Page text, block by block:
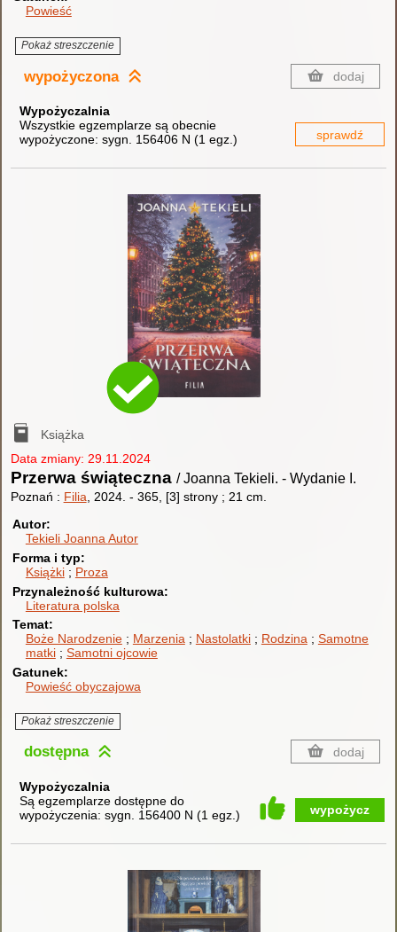
Powieść
Pokaż streszczenie
wypożyczona dodaj
Wypożyczalnia
Wszystkie egzemplarze są obecnie
wypożyczone: sygn. 156406 N (1 egz. ) sprawdź
Książka
Data zmiany: 29.11.2024
Przerwa świąteczna / Joanna Tekieli. - Wydanie I.
Poznań : Filia , 2024. - 365, [3] strony ; 21 cm.
Autor
Tekieli Joanna Autor
Forma i typ
Książki
Proza
Przynależność kulturowa
Literatura polska
Temat
Boże Narodzenie
Marzenia Nastolatki Rodzina
Samotne
matki
Samotni ojcowie
Gatunek
Powieść obyczajowa
Pokaż streszczenie
dostępna dodaj
Wypożyczalnia
Są egzemplarze dostępne do
wypożyczenia: sygn. 156400 N (1 egz. ) wypożycz